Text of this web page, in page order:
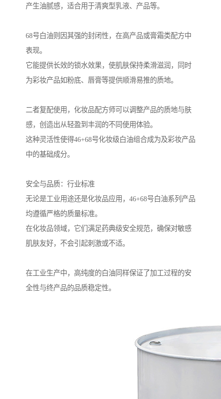
产生油腻感，适合用于清爽型乳液、产品等。
68号白油则因其强的封闭性，在高产品或膏霜类配方中
表现。
它能提供长效的锁水效果，使肌肤保持柔滑滋润，同时
为彩妆产品如粉底、唇膏等提供顺滑易推的质地。
二者复配使用，化妆品配方师可以调整产品的质地与肤
感，创造出从轻盈到丰润的不同使用体验。
这种灵活性使得46+68号化妆级白油组合成为及彩妆产品
中的基础成分。
安全与品质：行业标准
无论是工业用途还是化妆品应用，46+68号白油系列产品
均遵循严格的质量标准。
在化妆品领域，它们满足药典级安全规范，确保对敏感
肌肤友好，不会引起刺激或不适。
在工业生产中，高纯度的白油同样保证了加工过程的安
全性与终产品的品质稳定性。